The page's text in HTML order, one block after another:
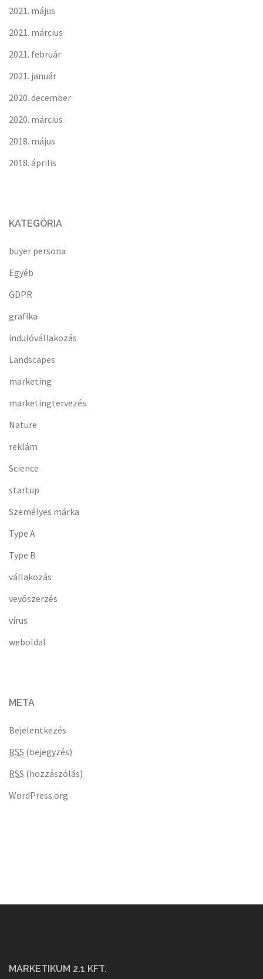
2021. május
2021. március
2021. február
2021. január
2020. december
2020. március
2018. május
2018. április
KATEGÓRIA
buyer persona
Egyéb
GDPR
grafika
indulóvállakozás
Landscapes
marketing
marketingtervezés
Nature
reklám
Science
startup
Személyes márka
Type A
Type B
vállakozás
vevőszerzés
vírus
weboldal
META
Bejelentkezés
RSS (bejegyzés)
RSS (hozzászólás)
WordPress.org
MARKETIKUM 2.1 KFT.